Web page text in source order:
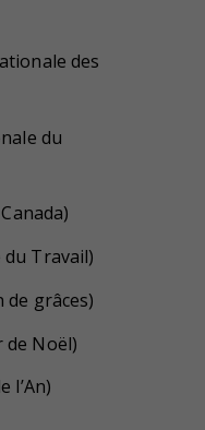
des
du
Travail)
de grâces)
de Noël)
l’An)